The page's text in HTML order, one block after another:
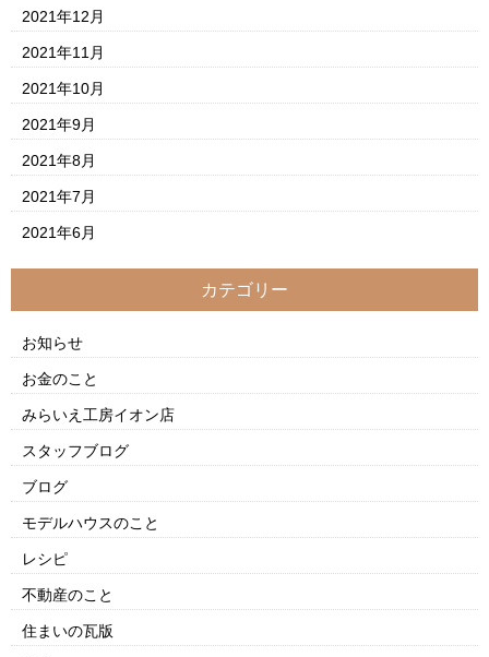
2021年12月
2021年11月
2021年10月
2021年9月
2021年8月
2021年7月
2021年6月
カテゴリー
お知らせ
お金のこと
みらいえ工房イオン店
スタッフブログ
ブログ
モデルハウスのこと
レシピ
不動産のこと
住まいの瓦版